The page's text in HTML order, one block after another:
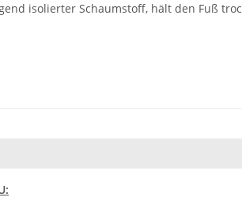
isolierter Schaumstoff, hält den Fuß